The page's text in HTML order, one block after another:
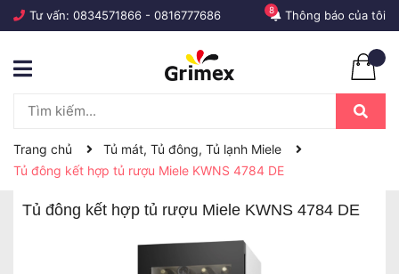
Tư vấn: 0834571866 - 0816777686 Thông báo của tôi
8
Trang chủ
Tủ mát, Tủ đông, Tủ lạnh Miele
Tủ đông kết hợp tủ rượu Miele KWNS 4784 DE
Tủ đông kết hợp tủ rượu Miele KWNS 4784 DE